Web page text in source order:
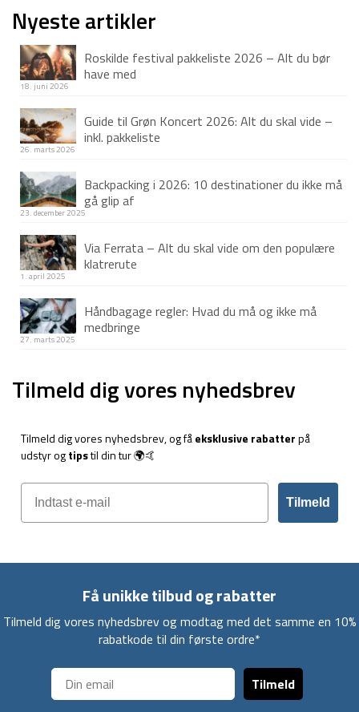
Nyeste artikler
Roskilde festival pakkeliste 2026 – Alt du bør
have med
18. juni 2026
Guide til Grøn Koncert 2026: Alt du skal vide –
inkl. pakkeliste
26. marts 2026
Backpacking i 2026: 10 destinationer du ikke må
gå glip af
23. december 2025
Via Ferrata – Alt du skal vide om den populære
klatrerute
1. april 2025
Håndbagage regler: Hvad du må og ikke må
medbringe
27. marts 2025
Tilmeld dig vores nyhedsbrev
Tilmeld dig vores nyhedsbrev, og fåeksklusive rabatterpå
udstyr ogtipstil din tur 🌍🤙
Tilmeld
Få unikke tilbud og rabatter
Tilmeld dig vores nyhedsbrev og modtag med det samme en 10%
rabatkode til din første ordre*
Tilmeld